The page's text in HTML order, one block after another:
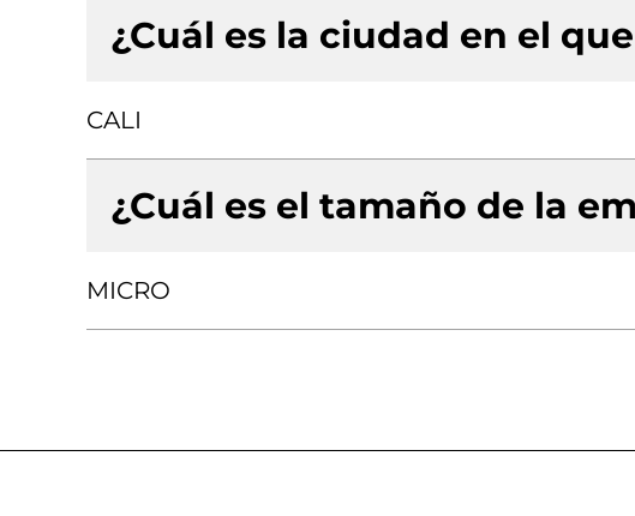
¿Cuál es la ciudad en el
CALI
¿Cuál es el tamaño de la
MICRO